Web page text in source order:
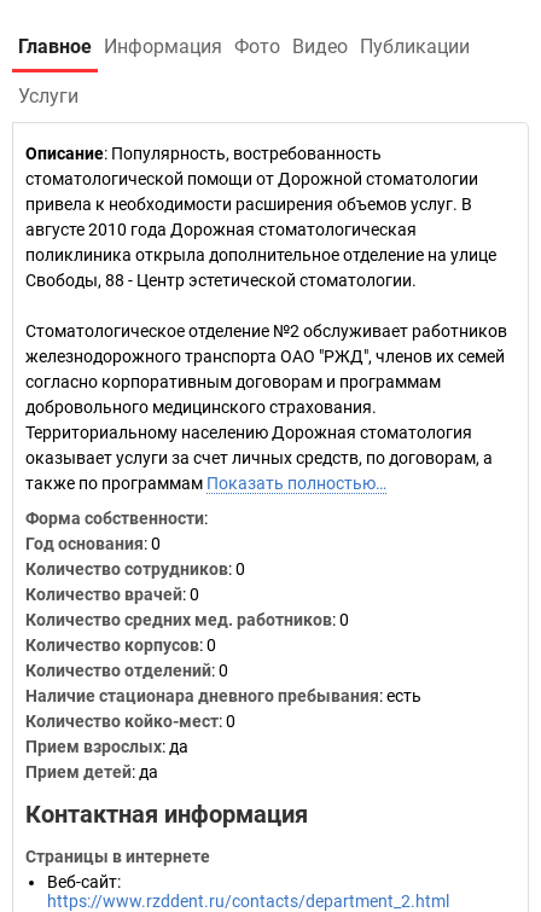
Главное Информация Фото Видео Публикации
Услуги
Описание: Популярность, востребованность
стоматологической помощи от Дорожной стоматологии
привела к необходимости расширения объемов услуг. В
августе 2010 года Дорожная стоматологическая
поликлиника открыла дополнительное отделение на улице
Свободы, 88 - Центр эстетической стоматологии.
Стоматологическое отделение №2 обслуживает работников
железнодорожного транспорта ОАО "РЖД", членов их семей
согласно корпоративным договорам и программам
добровольного медицинского страхования.
Территориальному населению Дорожная стоматология
оказывает услуги за счет личных средств, по договорам, а
также по программам Показать полностью…
Форма собственности:
Год основания:0
Количество сотрудников:0
Количество врачей: 0
Количество средних мед. работников: 0
Количество корпусов: 0
Количество отделений: 0
Наличие стационара дневного пребывания: есть
Количество койко-мест: 0
Прием взрослых: да
Прием детей: да
Контактная информация
Страницы в интернете
Веб-сайт:
https://www.rzddent.ru/contacts/department_2.html